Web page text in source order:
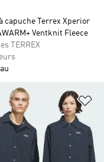
capuche Terrex Xperior
Ventknit Fleece
TERREX
la Liste de produits